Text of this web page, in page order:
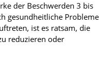
der Beschwerden 3 bis
gesundheitliche Probleme
ist es ratsam, die
reduzieren oder